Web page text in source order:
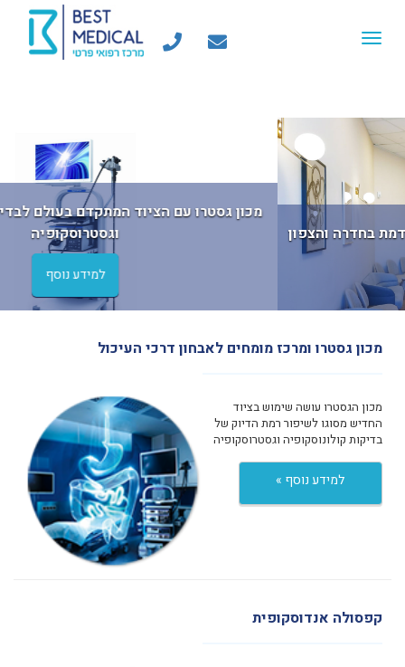
Toggle
המרכז לבריאות האישה - רפואת נשים מתקדמת בחדרה והצפון
Next
מכון גסטרו ומרכז מומחים לאבחון דרכי העיכול
מכון הגסטרו עושה שימוש בציוד
החדיש מסוגו לשיפור רמת הדיוק של
בדיקות קולונוסקופיה וגסטרוסקופיה
למידע נוסף »
קפסולה אנדוסקופית